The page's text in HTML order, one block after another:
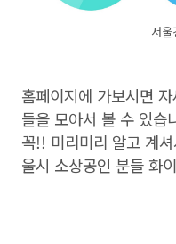
서
홈페이지에 가보시면
들을 모아서 볼 수 있습
꼭!! 미리미리 알고 계
울시 소상공인 분들 화